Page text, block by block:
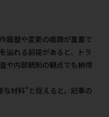
履歴や変更の痕跡が重要で
辿れる前提があると、トラ
や内部統制の観点でも納得
材料”と捉えると、記事の